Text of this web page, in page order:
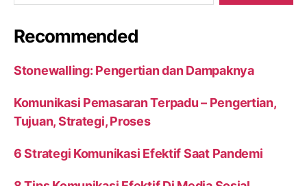
Recommended
Stonewalling: Pengertian dan Dampaknya
Komunikasi Pemasaran Terpadu – Pengertian,
Tujuan, Strategi, Proses
6 Strategi Komunikasi Efektif Saat Pandemi